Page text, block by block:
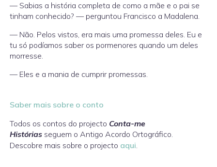
— Sabias a história completa de como a mãe e o pai se
tinham conhecido? — perguntou Francisco a Madalena.
— Não. Pelos vistos, era mais uma promessa deles. Eu e
tu só podíamos saber os pormenores quando um deles
morresse.
— Eles e a mania de cumprir promessas.
Saber mais sobre o conto
Todos os contos do projecto Conta-me
Histórias seguem o Antigo Acordo Ortográfico.
Descobre mais sobre o projecto aqui.